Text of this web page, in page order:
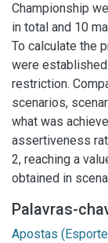
Championship
in total and 10
To calculate the
were
restriction.
scenarios,
what was
assertiveness
2, reaching a
obtained in
Palavras-
Apostas